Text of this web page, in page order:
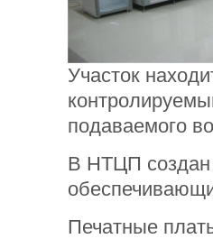
Участок
подаваемого
В НТЦП создан
Печатные